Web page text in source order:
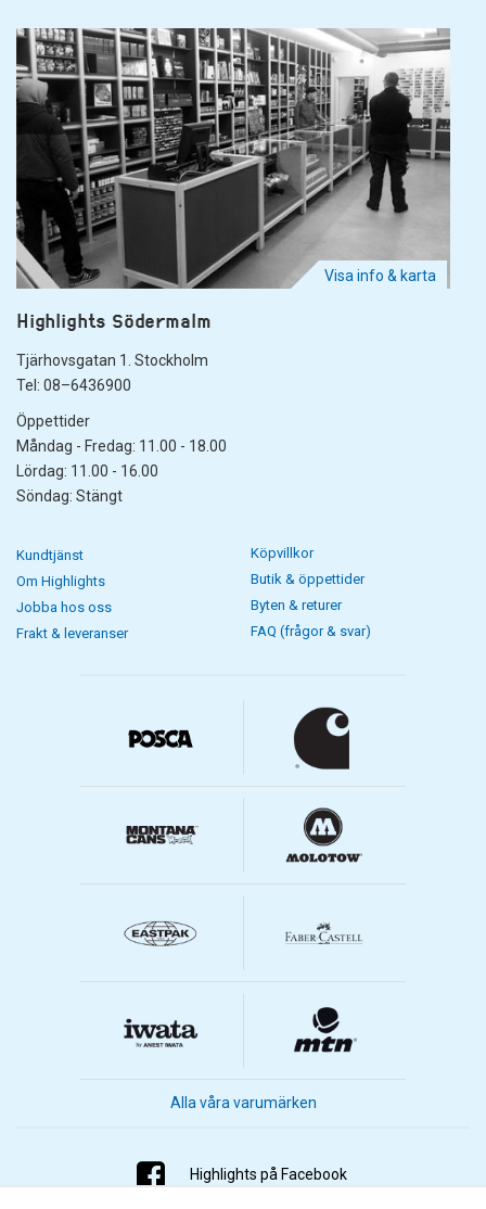
Visa info & karta
Highlights Södermalm
Tjärhovsgatan 1. Stockholm
Tel: 08–6436900
Öppettider
Måndag - Fredag: 11.00 - 18.00
Lördag: 11.00 - 16.00
Söndag: Stängt
Kundtjänst
Om Highlights
Jobba hos oss
Frakt & leveranser
Köpvillkor
Butik & öppettider
Byten & returer
FAQ (frågor & svar)
Alla våra varumärken
Highlights på Facebook